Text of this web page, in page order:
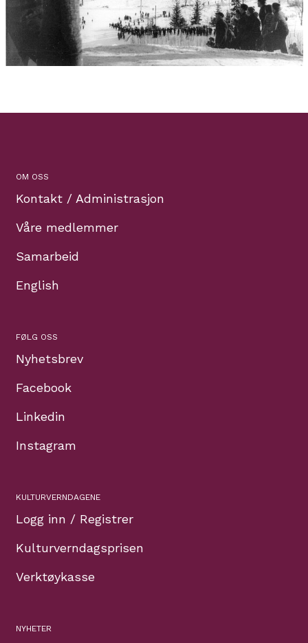
OM OSS
Kontakt / Administrasjon
Våre medlemmer
Samarbeid
English
FØLG OSS
Nyhetsbrev
Facebook
Linkedin
Instagram
KULTURVERNDAGENE
Logg inn / Registrer
Kulturverndagsprisen
Verktøykasse
NYHETER